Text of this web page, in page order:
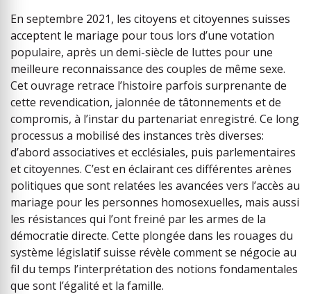
En septembre 2021, les citoyens et citoyennes suisses
acceptent le mariage pour tous lors d’une votation
populaire, après un demi-siècle de luttes pour une
meilleure reconnaissance des couples de même sexe.
Cet ouvrage retrace l’histoire parfois surprenante de
cette revendication, jalonnée de tâtonnements et de
compromis, à l’instar du partenariat enregistré. Ce long
processus a mobilisé des instances très diverses:
d’abord associatives et ecclésiales, puis parlementaires
et citoyennes. C’est en éclairant ces différentes arènes
politiques que sont relatées les avancées vers l’accès au
mariage pour les personnes homosexuelles, mais aussi
les résistances qui l’ont freiné par les armes de la
démocratie directe. Cette plongée dans les rouages du
système législatif suisse révèle comment se négocie au
fil du temps l’interprétation des notions fondamentales
que sont l’égalité et la famille.